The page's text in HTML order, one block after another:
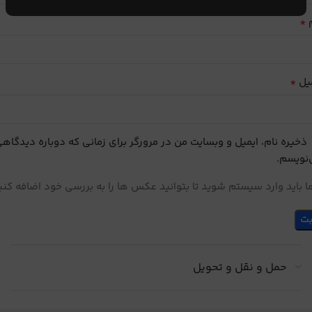
*
*
ذخیره نام، ایمیل و وبسایت من در مرورگر برای زمانی که دوباره
باید وارد سیستم شوید تا بتوانید عکس ها را به بررسی خود اضافه
حمل و نقل و تحویل